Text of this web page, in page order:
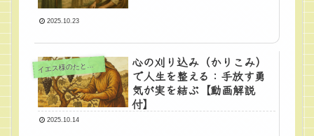
2025.10.23
イ エス様のたとえ話シリーズ
心の刈り込み（かりこみ）
で人生を整える：手放す勇
気が実を結ぶ【動画解説
付】
2025.10.14